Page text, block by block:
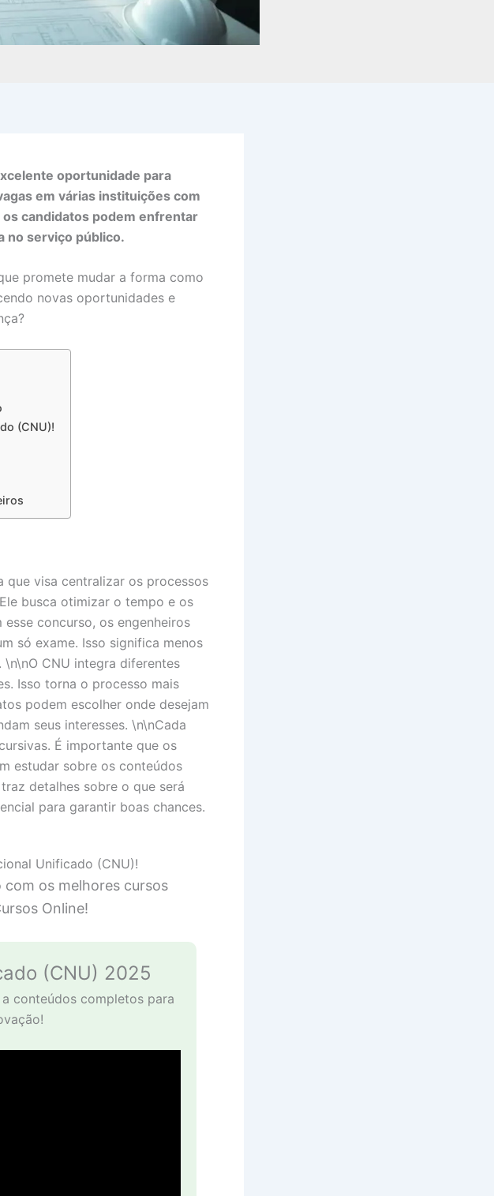
oportunidade para
em várias instituições com
candidatos podem enfrentar
no serviço público.
promete mudar a forma como
novas oportunidades e
(CNU)!
que visa centralizar os processos
busca otimizar o tempo e os
concurso, os engenheiros
só exame. Isso significa menos
CNU integra diferentes
Isso torna o processo mais
podem escolher onde desejam
seus interesses. \n\nCada
É importante que os
estudar sobre os conteúdos
detalhes sobre o que será
para garantir boas chances.
Unificado (CNU)!
os melhores cursos
Online!
(CNU) 2025
conteúdos completos para